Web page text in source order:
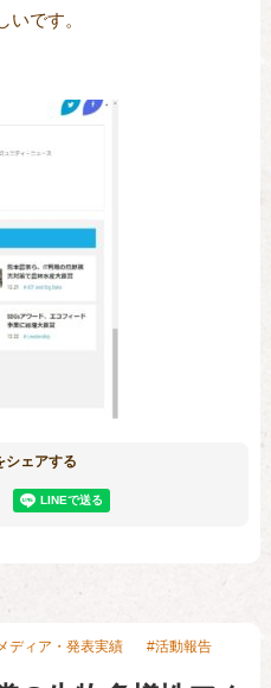
です。
シェアする
ディア・発表実績 活動報告